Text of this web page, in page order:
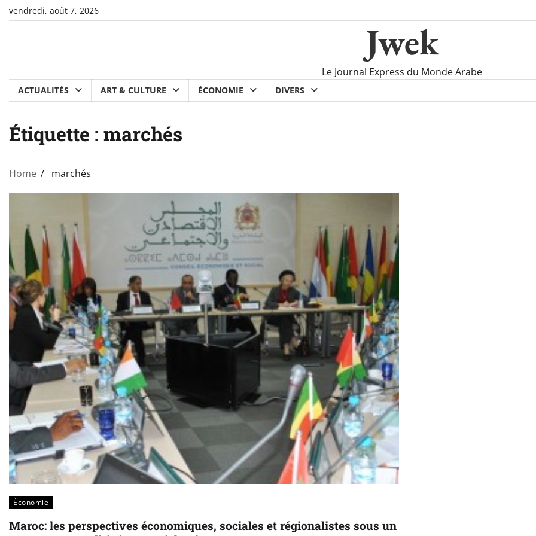
Skipvendredi, août 7, 2026
Jwek
Le Journal Express du Monde Arabe
ACTUALITÉS ART & CULTURE ÉCONOMIE DIVERS
Étiquette : marchés
Home marchés
Économie
Maroc: les perspectives économiques, sociales et régionalistes sous un